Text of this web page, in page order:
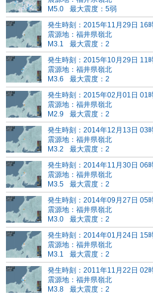
M5.0
最大震度：5弱
発生時刻：2015年11月29日 16
震源地：福井県嶺北
M3.1
最大震度：2
発生時刻：2015年10月29日 11
震源地：福井県嶺北
M3.6
最大震度：2
発生時刻：2015年02月01日 01
震源地：福井県嶺北
M2.9
最大震度：2
発生時刻：2014年12月13日 03
震源地：福井県嶺北
M3.2
最大震度：2
発生時刻：2014年11月30日 06
震源地：福井県嶺北
M3.5
最大震度：2
発生時刻：2014年09月27日 05
震源地：福井県嶺北
M3.0
最大震度：2
発生時刻：2014年01月24日 15
震源地：福井県嶺北
M3.1
最大震度：2
発生時刻：2011年11月22日 02
震源地：福井県嶺北
M3.8
最大震度：2